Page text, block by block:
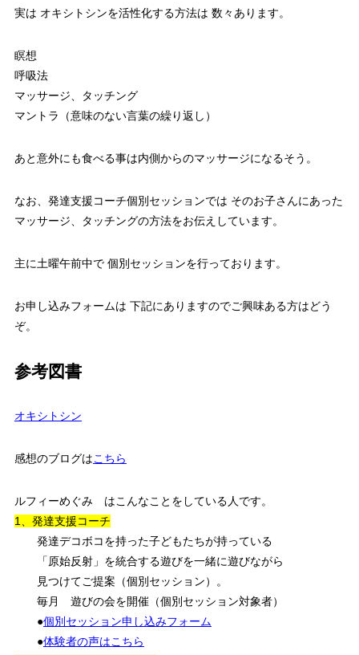
実は オキシトシンを活性化する方法は 数々あります。
瞑想
呼吸法
マッサージ、タッチング
マントラ（意味のない言葉の繰り返し）
あと意外にも食べる事は内側からのマッサージになるそう。
なお、発達支援コーチ個別セッションでは そのお子さんにあった
マッサージ、タッチングの方法をお伝えしています。
主に土曜午前中で 個別セッションを行っております。
お申し込みフォームは 下記にありますのでご興味ある方はどう
ぞ。
参考図書
オキシトシン
感想のブログはこちら
ルフィーめぐみ はこんなことをしている人です。
1、発達支援コーチ
発達デコボコを持った子どもたちが持っている
「原始反射」を統合する遊びを一緒に遊びながら
見つけてご提案（個別セッション）。
毎月 遊びの会を開催（個別セッション対象者）
●個別セッション申し込みフォーム
●体験者の声はこちら